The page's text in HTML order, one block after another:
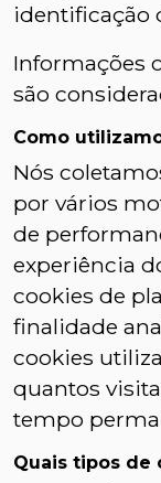
identificação
Informações
são
Como
Nós
por vários
de
experiência
cookies de
finalidade
cookies
quantos
tempo
Quais tipos de